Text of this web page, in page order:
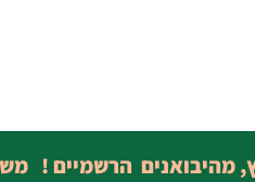
מהיבואנים הרשמיים !